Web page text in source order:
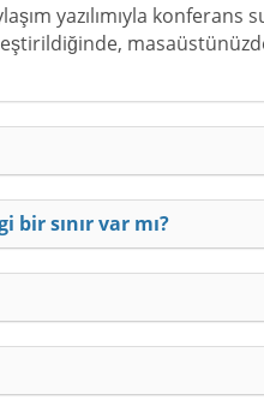
yazılımıyla
bir sınır var mı?